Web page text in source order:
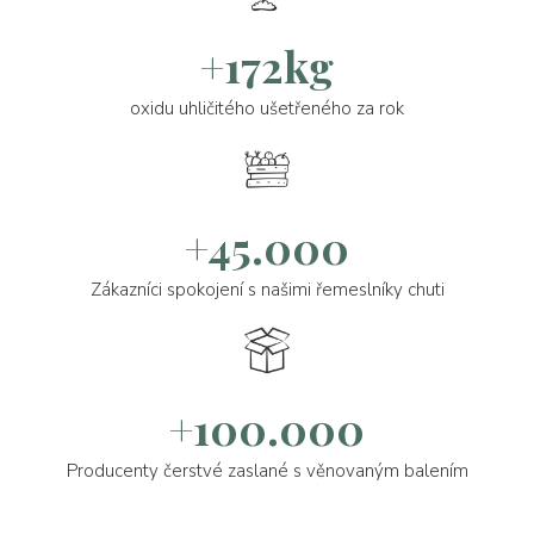
+172kg
oxidu uhličitého ušetřeného za rok
+45.000
Zákazníci spokojení s našimi řemeslníky chuti
+100.000
Producenty čerstvé zaslané s věnovaným balením